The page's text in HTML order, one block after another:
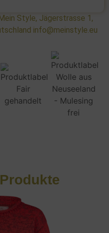
Style, Jägerstrasse 1,
info@meinstyle.eu